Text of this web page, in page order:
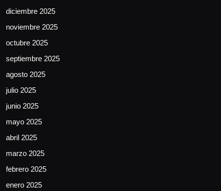
diciembre 2025
noviembre 2025
octubre 2025
septiembre 2025
agosto 2025
julio 2025
junio 2025
mayo 2025
abril 2025
marzo 2025
febrero 2025
enero 2025